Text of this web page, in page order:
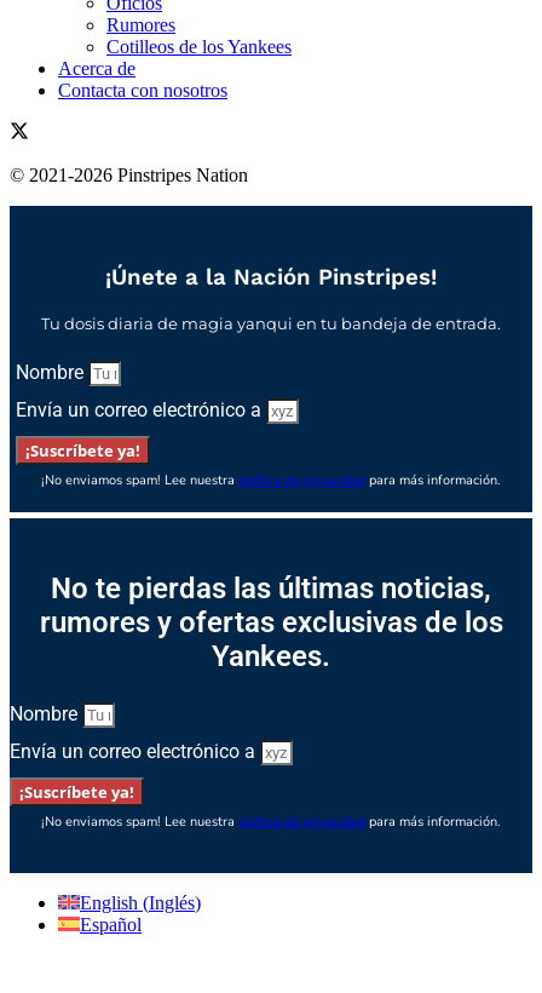
Rumores
Cotilleos de los Yankees
Acerca de
Contacta con nosotros
© 2021-2026 Pinstripes Nation
¡Únete a la Nación Pinstripes!
Tu dosis diaria de magia yanqui en tu bandeja de entrada.
Nombre
Envía un correo electrónico a
¡Suscríbete ya!
¡No enviamos spam! Lee nuestra política de privacidad para más información.
No te pierdas las últimas noticias,
rumores y ofertas exclusivas de los
Yankees.
Nombre
Envía un correo electrónico a
¡Suscríbete ya!
¡No enviamos spam! Lee nuestra política de privacidad para más información.
English (Inglés)
Español